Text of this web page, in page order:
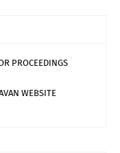
PROCEEDINGS
WEBSITE